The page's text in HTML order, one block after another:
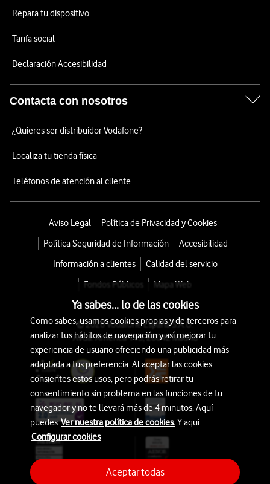
Repara tu dispositivo
Tarifa social
Declaración Accesibilidad
Contacta con nosotros
¿Quieres ser distribuidor Vodafone?
Localiza tu tienda física
Teléfonos de atención al cliente
Aviso Legal
Política de Privacidad y Cookies
Política Seguridad de Información
Accesibilidad
Información a clientes
Calidad del servicio
Fondos Públicos
Mapa Web
© 2026 Vodafone España S.A.U.
Avda. América 115, 28042 Madrid
Ya sabes... lo de las cookies
Como sabes, usamos cookies propias y de terceros para
analizar tus hábitos de navegación y así mejorar tu
experiencia de usuario ofreciendo una publicidad más
adaptada a tus preferencia. Al aceptar las cookies
consientes estos usos, pero podrás retirar tu
consentimiento sin problema en las funciones de tu
navegador y no te llevará más de 4 minutos. Aquí
puedesVer nuestra política de cookies.Y aquí
Configurar cookies
Aceptar todas